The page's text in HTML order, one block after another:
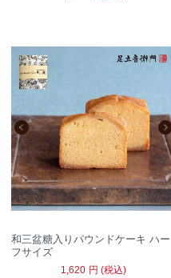
和三盆糖入りパウンドケーキ ハー
フサイズ
1,620 円 (税込)